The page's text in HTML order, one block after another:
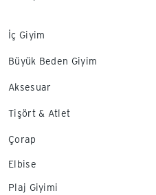
İç Giyim
Büyük Beden Giyim
Aksesuar
Tişört & Atlet
Çorap
Elbise
Plaj Giyimi